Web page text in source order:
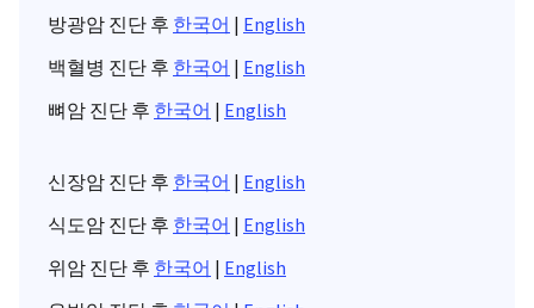
방광암 진단 후 한국어 | English
백혈병 진단 후 한국어 | English
뼈암 진단 후 한국어 | English
신장암 진단 후 한국어 | English
식도암 진단 후 한국어 | English
위암 진단 후 한국어 | English